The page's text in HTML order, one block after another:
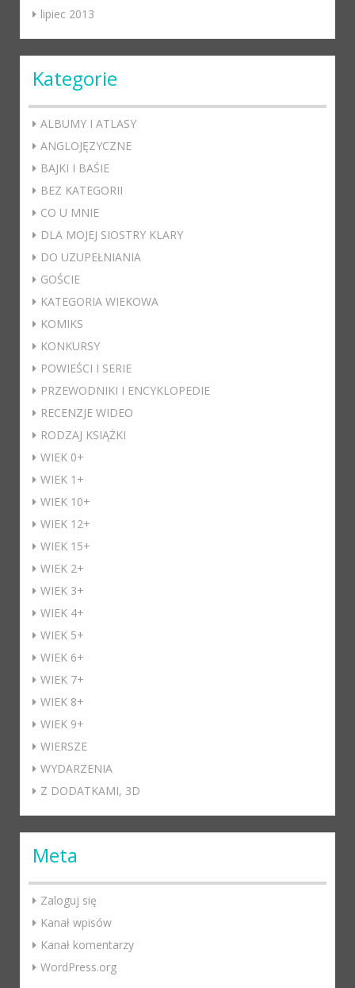
lipiec 2013
Kategorie
ALBUMY I ATLASY
ANGLOJĘZYCZNE
BAJKI I BAŚIE
BEZ KATEGORII
CO U MNIE
DLA MOJEJ SIOSTRY KLARY
DO UZUPEŁNIANIA
GOŚCIE
KATEGORIA WIEKOWA
KOMIKS
KONKURSY
POWIEŚCI I SERIE
PRZEWODNIKI I ENCYKLOPEDIE
RECENZJE WIDEO
RODZAJ KSIĄŻKI
WIEK 0+
WIEK 1+
WIEK 10+
WIEK 12+
WIEK 15+
WIEK 2+
WIEK 3+
WIEK 4+
WIEK 5+
WIEK 6+
WIEK 7+
WIEK 8+
WIEK 9+
WIERSZE
WYDARZENIA
Z DODATKAMI, 3D
Meta
Zaloguj się
Kanał wpisów
Kanał komentarzy
WordPress.org